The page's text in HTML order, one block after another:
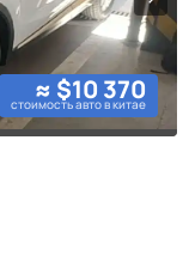
≈ $10 370
стоимость авто в китае